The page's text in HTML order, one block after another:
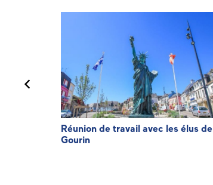
Réunion de travail avec les élus de
Gourin